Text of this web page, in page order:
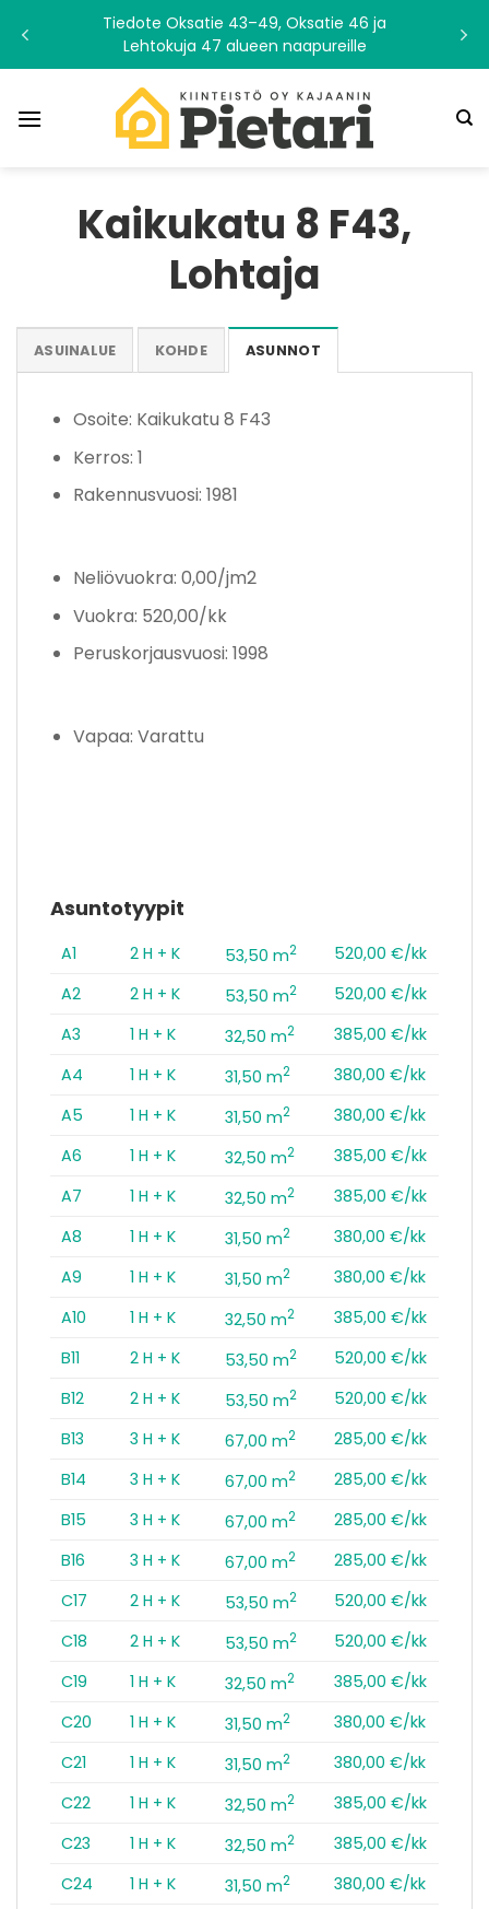
content
Tiedote Oksatie 43–49, Oksatie 46 ja
Lehtokuja 47 alueen naapureille
Kaikukatu 8 F43,
Lohtaja
ASUINALUE KOHDE ASUNNOT
Asuntotyypit
A1 2 H + K 53,50 m2
520,00 €/kk
A2
2 H + K 53,50 m2
520,00 €/kk
A3
1 H + K 32,50 m2
385,00 €/kk
A4
1 H + K 31,50 m2
380,00 €/kk
A5
1 H + K 31,50 m2
380,00 €/kk
A6
1 H + K 32,50 m2
385,00 €/kk
A7
1 H + K 32,50 m2
385,00 €/kk
A8
1 H + K 31,50 m2
380,00 €/kk
A9
1 H + K 31,50 m2
380,00 €/kk
A10
1 H + K 32,50 m2
385,00 €/kk
B11
2 H + K 53,50 m2
520,00 €/kk
B12
2 H + K 53,50 m2
520,00 €/kk
B13
3 H + K 67,00 m2
285,00 €/kk
B14
3 H + K 67,00 m2
285,00 €/kk
B15
3 H + K 67,00 m2
285,00 €/kk
B16
3 H + K 67,00 m2
285,00 €/kk
C17
2 H + K 53,50 m2
520,00 €/kk
C18
2 H + K 53,50 m2
520,00 €/kk
C19
1 H + K 32,50 m2
385,00 €/kk
C20
1 H + K 31,50 m2
380,00 €/kk
C21
1 H + K 31,50 m2
380,00 €/kk
C22
1 H + K 32,50 m2
385,00 €/kk
C23
1 H + K 32,50 m2
385,00 €/kk
C24
1 H + K 31,50 m2
380,00 €/kk
Osoite: Kaikukatu 8 F43
Kerros: 1
Rakennusvuosi: 1981
Neliövuokra: 0,00/jm2
Vuokra: 520,00/kk
Peruskorjausvuosi: 1998
Vapaa: Varattu